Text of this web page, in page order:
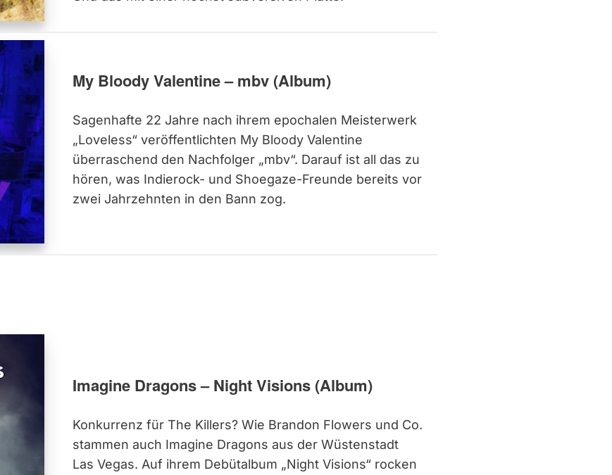
My Bloody Valentine – mbv (Album)
Sagenhafte 22 Jahre nach ihrem epochalen Meisterwerk
„Loveless“ veröffentlichten My Bloody Valentine
überraschend den Nachfolger „mbv“. Darauf ist all das zu
hören, was Indierock- und Shoegaze-Freunde bereits vor
zwei Jahrzehnten in den Bann zog.
Imagine Dragons – Night Visions (Album)
Konkurrenz für The Killers? Wie Brandon Flowers und Co.
stammen auch Imagine Dragons aus der Wüstenstadt
Las Vegas. Auf ihrem Debütalbum „Night Visions“ rocken